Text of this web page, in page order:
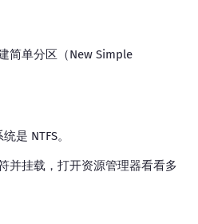
简单分区（New Simple
是 NTFS。
并挂载，打开资源管理器看看多